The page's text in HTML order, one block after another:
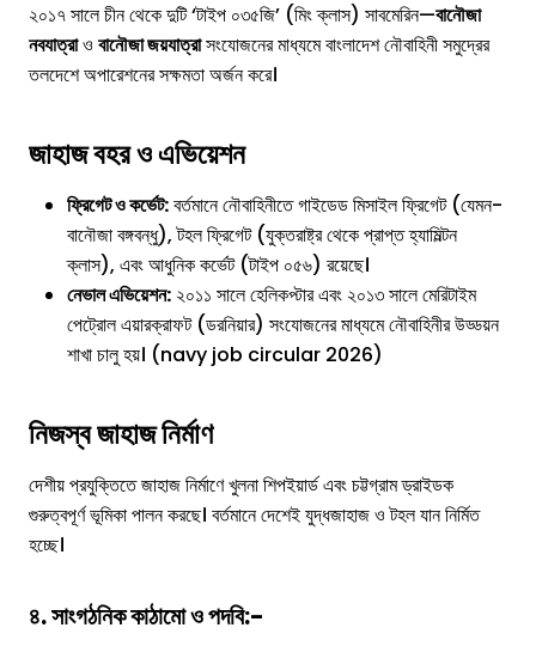
২০১৭ সালে চীন থেকে দুটি ‘টাইপ ০৩৫জি’ (মিং ক্লাস) সাবমেরিন—বানৌজা
নবযাত্রাও বানৌজা জয়যাত্রাসংযোজনের মাধ্যমে বাংলাদেশ নৌবাহিনী সমুদ্রের
তলদেশে অপারেশনের সক্ষমতা অর্জন করে।
জাহাজ বহর ও এভিয়েশন
ফ্রিগেট ও কর্ভেট:বর্তমানে নৌবাহিনীতে গাইডেড মিসাইল ফ্রিগেট (যেমন-
বানৌজা বঙ্গবন্ধু), টহল ফ্রিগেট (যুক্তরাষ্ট্র থেকে প্রাপ্ত হ্যামিল্টন
ক্লাস), এবং আধুনিক কর্ভেট (টাইপ ০৫৬) রয়েছে।
নেভাল এভিয়েশন: ২০১১ সালে হেলিকপ্টার এবং ২০১৩ সালে মেরিটাইম
পেট্রোল এয়ারক্রাফট (ডরনিয়ার) সংযোজনের মাধ্যমে নৌবাহিনীর উড্ডয়ন
শাখা চালু হয়। (navy job circular 2026)
নিজস্ব জাহাজ নির্মাণ
দেশীয় প্রযুক্তিতে জাহাজ নির্মাণে খুলনা শিপইয়ার্ড এবং চট্টগ্রাম ড্রাইডক
গুরুত্বপূর্ণ ভূমিকা পালন করছে। বর্তমানে দেশেই যুদ্ধজাহাজ ও টহল যান নির্মিত
হচ্ছে।
৪. সাংগঠনিক কাঠামো ও পদবি:-